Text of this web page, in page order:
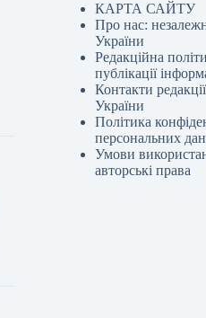
КАРТА САЙТУ
Про нас:
України
Редакційна
публікації
Контакти
України
Політика
персональних
Умови
авторські права